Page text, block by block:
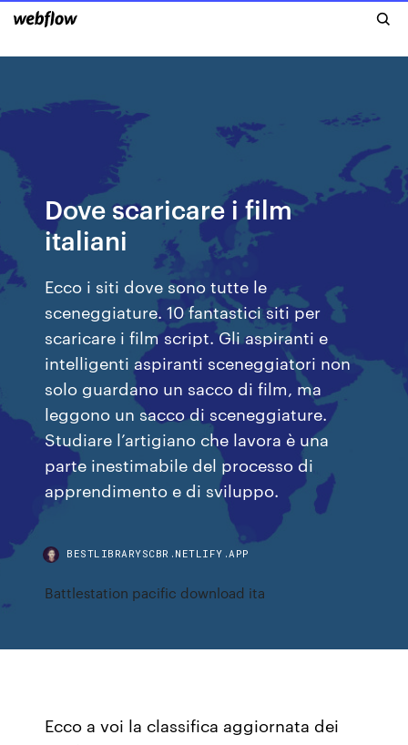
Dove scaricare i film
italiani
Ecco i siti dove sono tutte le
sceneggiature. 10 fantastici siti per
scaricare i film script. Gli aspiranti e
intelligenti aspiranti sceneggiatori non
solo guardano un sacco di film, ma
leggono un sacco di sceneggiature.
Studiare l’artigiano che lavora è una
parte inestimabile del processo di
apprendimento e di sviluppo.
BESTLIBRARYSCBR.NETLIFY.APP
Battlestation pacific download ita
Ecco a voi la classifica aggiornata dei